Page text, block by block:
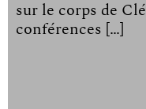
sur le corps de
conférences […]